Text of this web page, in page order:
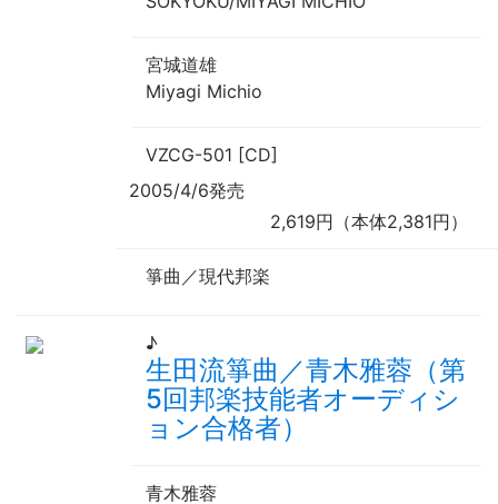
宮城道雄
Miyagi Michio
VZCG-501 [CD]
2005/4/6発売
2,619円（本体2,381円）
箏曲／現代邦楽
♪
生田流箏曲／青木雅蓉（第
5回邦楽技能者オーディシ
ョン合格者）
青木雅蓉